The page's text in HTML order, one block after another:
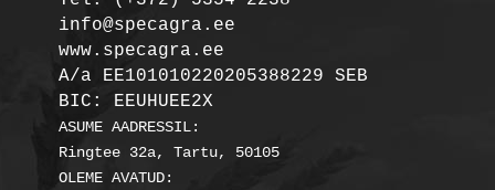
info@specagra.ee
A/a EE101010220205388229 SEB
BIC: EEUHUEE2X
ASUME AADRESSIL:
Ringtee 32a, Tartu, 50105
OLEME AVATUD: